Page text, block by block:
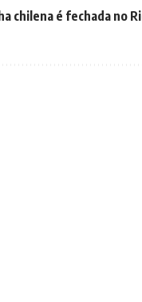
chilena é fechada no